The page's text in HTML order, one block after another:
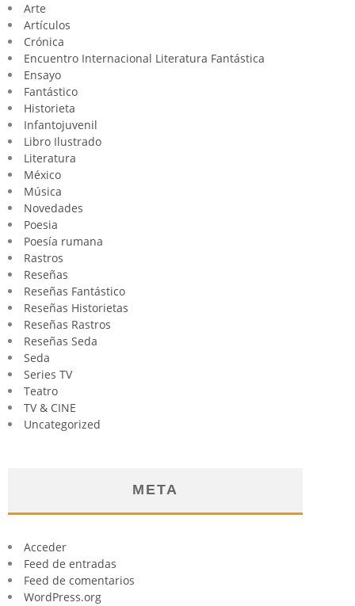
Arte
Artículos
Crónica
Encuentro Internacional Literatura Fantástica
Ensayo
Fantástico
Historieta
Infantojuvenil
Libro Ilustrado
Literatura
México
Música
Novedades
Poesia
Poesía rumana
Rastros
Reseñas
Reseñas Fantástico
Reseñas Historietas
Reseñas Rastros
Reseñas Seda
Seda
Series TV
Teatro
TV & CINE
Uncategorized
META
Acceder
Feed de entradas
Feed de comentarios
WordPress.org